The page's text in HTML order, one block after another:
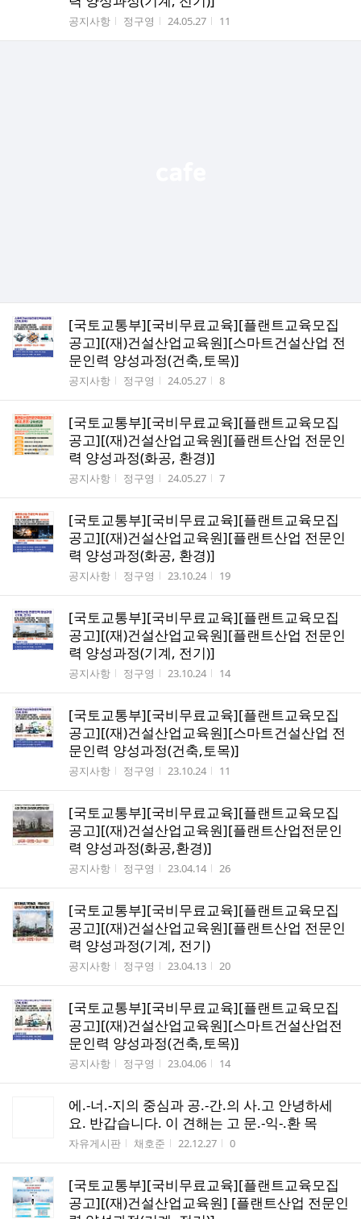
게시판명
공지사항 작성자
정구영 작성시간
24.05.27 조회수
11
[국토교통부][국비무료교육][플랜트교육모집
공고][(재)건설산업교육원][스마트건설산업 전
문인력 양성과정(건축,토목)]
게시판명
공지사항 작성자
정구영 작성시간
24.05.27 조회수
8
[국토교통부][국비무료교육][플랜트교육모집
공고][(재)건설산업교육원][플랜트산업 전문인
력 양성과정(화공, 환경)]
게시판명
공지사항 작성자
정구영 작성시간
24.05.27 조회수
7
[국토교통부][국비무료교육][플랜트교육모집
공고][(재)건설산업교육원][플랜트산업 전문인
력 양성과정(화공, 환경)]
게시판명
공지사항 작성자
정구영 작성시간
23.10.24 조회수
19
[국토교통부][국비무료교육][플랜트교육모집
공고][(재)건설산업교육원][플랜트산업 전문인
력 양성과정(기계, 전기)]
게시판명
공지사항 작성자
정구영 작성시간
23.10.24 조회수
14
[국토교통부][국비무료교육][플랜트교육모집
공고][(재)건설산업교육원][스마트건설산업 전
문인력 양성과정(건축,토목)]
게시판명
공지사항 작성자
정구영 작성시간
23.10.24 조회수
11
[국토교통부][국비무료교육][플랜트교육모집
공고][(재)건설산업교육원][플랜트산업전문인
력 양성과정(화공,환경)]
게시판명
공지사항 작성자
정구영 작성시간
23.04.14 조회수
26
[국토교통부][국비무료교육][플랜트교육모집
공고][(재)건설산업교육원][플랜트산업 전문인
력 양성과정(기계, 전기)
게시판명
공지사항 작성자
정구영 작성시간
23.04.13 조회수
20
[국토교통부][국비무료교육][플랜트교육모집
공고][(재)건설산업교육원][스마트건설산업전
문인력 양성과정(건축,토목)]
게시판명
공지사항 작성자
정구영 작성시간
23.04.06 조회수
14
에.-너.-지의 중심과 공.-간.의 사.고 안녕하세
요. 반갑습니다. 이 견해는 고 문.-익-.환 목
게시판명
자유게시판 작성자
채호준 작성시간
22.12.27 조회수
0
[국토교통부][국비무료교육][플랜트교육모집
공고][(재)건설산업교육원] [플랜트산업 전문인